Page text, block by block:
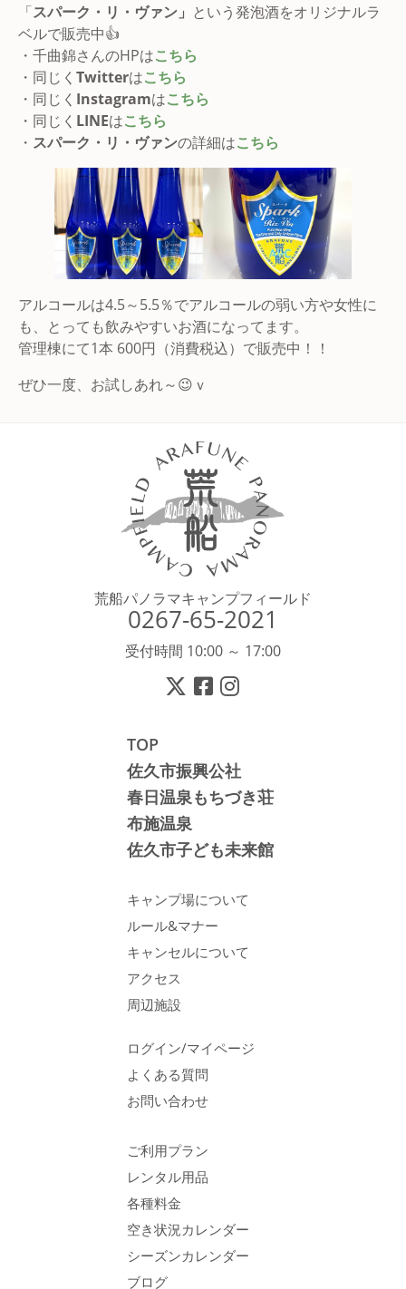
「スパーク・リ・ヴァン」 という発泡酒をオリジナルラ
ベルで販売中👍
・千曲錦さんのHPはこちら
・同じく Twitterはこちら
・同じく Instagramはこちら
・同じく LINEはこちら
・ スパーク・リ・ヴァンの詳細はこちら
アルコールは4.5～5.5％でアルコールの弱い方や女性に
も、とっても飲みやすいお酒になってます。
管理棟にて1本 600円（消費税込）で販売中！！
ぜひ一度、お試しあれ～😉ｖ
荒船パノラマキャンプフィールド
0267-65-2021
受付時間 10:00 ～ 17:00
TOP
佐久市振興公社
春日温泉もちづき荘
布施温泉
佐久市子ども未来館
キャンプ場について
ルール&マナー
キャンセルについて
アクセス
周辺施設
ログイン/マイページ
よくある質問
お問い合わせ
ご利用プラン
レンタル用品
各種料金
空き状況カレンダー
シーズンカレンダー
ブログ